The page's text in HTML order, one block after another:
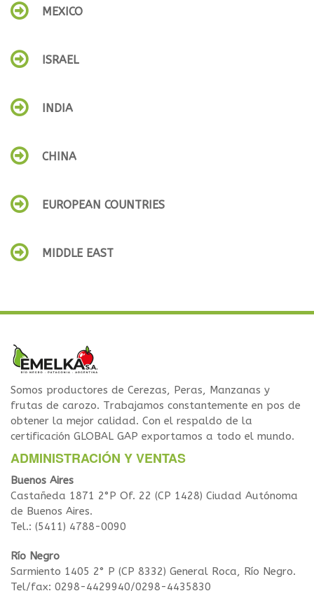
MEXICO
ISRAEL
INDIA
CHINA
EUROPEAN COUNTRIES
MIDDLE EAST
Somos productores de Cerezas, Peras, Manzanas y
frutas de carozo. Trabajamos constantemente en pos de
obtener la mejor calidad. Con el respaldo de la
certificación GLOBAL GAP exportamos a todo el mundo.
ADMINISTRACIÓN Y VENTAS
Buenos Aires
Castañeda 1871 2°P Of. 22 (CP 1428) Ciudad Autónoma
de Buenos Aires.
Tel.: (5411) 4788-0090
Río Negro
Sarmiento 1405 2° P (CP 8332) General Roca, Río Negro.
Tel/fax: 0298-4429940/0298-4435830